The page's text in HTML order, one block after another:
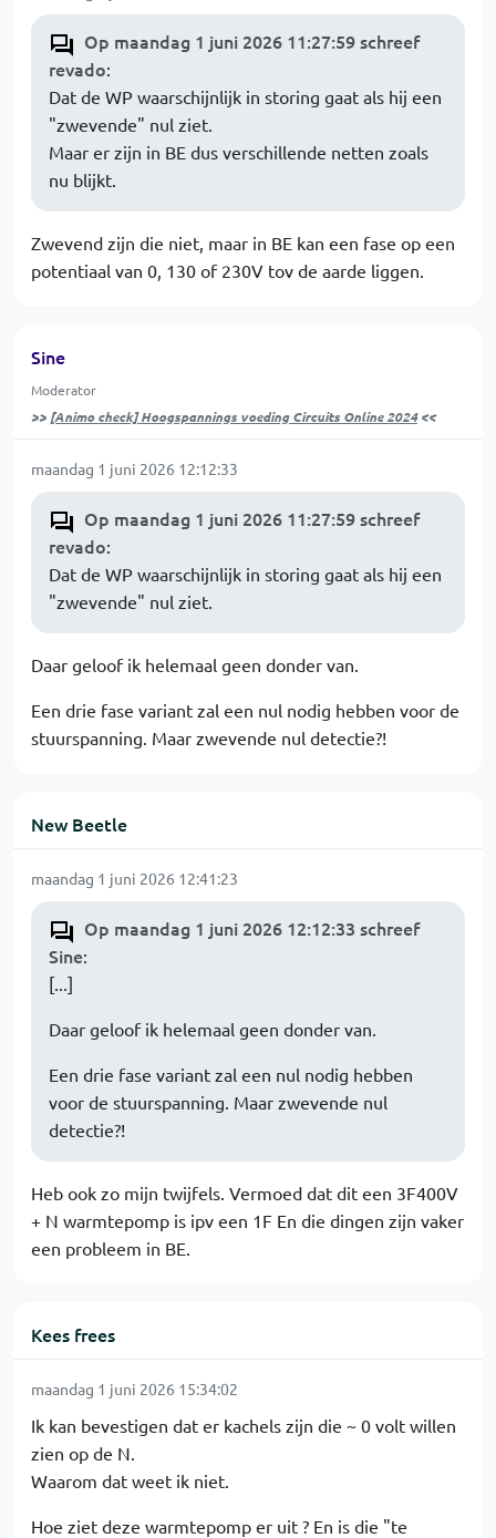
Op maandag 1 juni 2026 11:27:59 schreef
revado:
Dat de WP waarschijnlijk in storing gaat als hij een
"zwevende" nul ziet.
Maar er zijn in BE dus verschillende netten zoals
nu blijkt.
Zwevend zijn die niet, maar in BE kan een fase op een
potentiaal van 0, 130 of 230V tov de aarde liggen.
Sine
Moderator
>> [Animo check] Hoogspannings voeding Circuits Online 2024<<
maandag 1 juni 2026 12:12:33
Op maandag 1 juni 2026 11:27:59 schreef
revado:
Dat de WP waarschijnlijk in storing gaat als hij een
"zwevende" nul ziet.
Daar geloof ik helemaal geen donder van.
Een drie fase variant zal een nul nodig hebben voor de
stuurspanning. Maar zwevende nul detectie?!
New Beetle
maandag 1 juni 2026 12:41:23
Op maandag 1 juni 2026 12:12:33 schreef
Sine:
[...]
Daar geloof ik helemaal geen donder van.
Een drie fase variant zal een nul nodig hebben
voor de stuurspanning. Maar zwevende nul
detectie?!
Heb ook zo mijn twijfels. Vermoed dat dit een 3F400V
+ N warmtepomp is ipv een 1F En die dingen zijn vaker
een probleem in BE.
Kees frees
maandag 1 juni 2026 15:34:02
Ik kan bevestigen dat er kachels zijn die ~ 0 volt willen
zien op de N.
Waarom dat weet ik niet.
Hoe ziet deze warmtepomp er uit ? En is die "te